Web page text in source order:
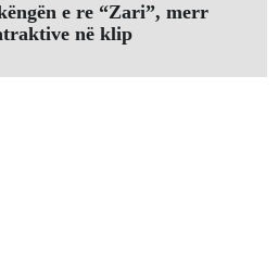
e re “Zari”, merr
në klip